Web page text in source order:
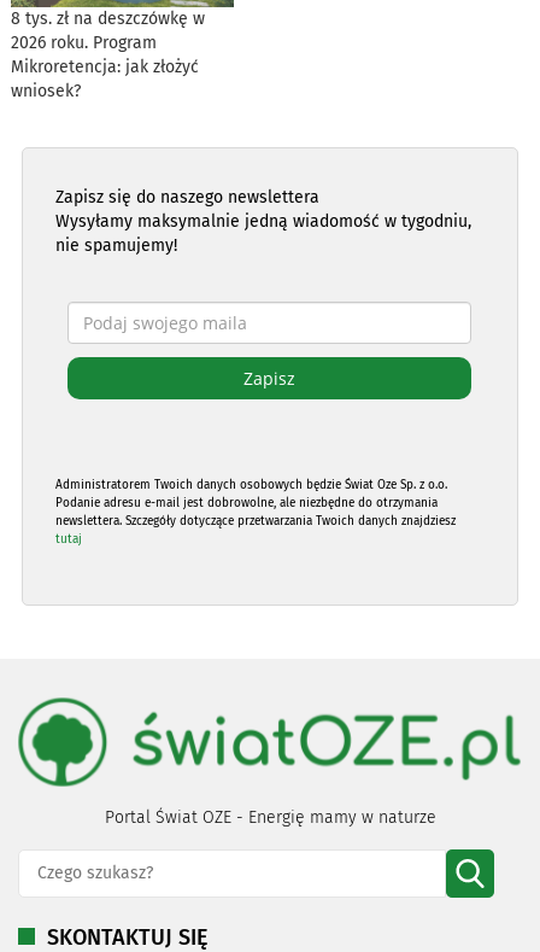
8 tys. zł na deszczówkę w
2026 roku. Program
Mikroretencja: jak złożyć
wniosek?
Zapisz się do naszego newslettera
Wysyłamy maksymalnie jedną wiadomość w tygodniu,
nie spamujemy!
Administratorem Twoich danych osobowych będzie Świat Oze Sp. z o.o.
Podanie adresu e-mail jest dobrowolne, ale niezbędne do otrzymania
newslettera. Szczegóły dotyczące przetwarzania Twoich danych znajdziesz
tutaj
Portal Świat OZE - Energię mamy w naturze
SKONTAKTUJ SIĘ